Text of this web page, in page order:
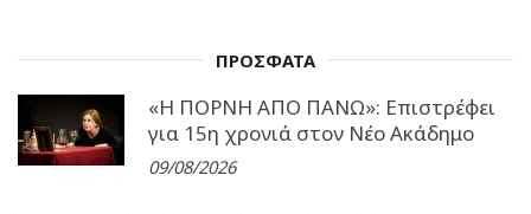
ΠΡΟΣΦΑΤΑ
«Η ΠΟΡΝΗ ΑΠΟ ΠΑΝΩ»: Επιστρέφει
για 15η χρονιά στον Νέο Ακάδημο
09/08/2026